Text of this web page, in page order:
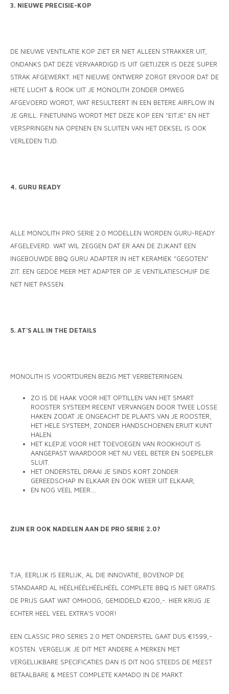
3. NIEUWE PRECISIE-KOP
DE NIEUWE VENTILATIE KOP ZIET ER NIET ALLEEN STRAKKER UIT,
ONDANKS DAT DEZE VERVAARDIGD IS UIT GIETIJZER IS DEZE SUPER
STRAK AFGEWERKT. HET NIEUWE ONTWERP ZORGT ERVOOR DAT DE
HETE LUCHT & ROOK UIT JE MONOLITH ZONDER OMWEG
AFGEVOERD WORDT, WAT RESULTEERT IN EEN BETERE AIRFLOW IN
JE GRILL. FINETUNING WORDT MET DEZE KOP EEN "EITJE" EN HET
VERSPRINGEN NA OPENEN EN SLUITEN VAN HET DEKSEL IS OOK
VERLEDEN TIJD.
4. GURU READY
ALLE MONOLITH PRO SERIE 2.0 MODELLEN WORDEN GURU-READY
AFGELEVERD. WAT WIL ZEGGEN DAT ER AAN DE ZIJKANT EEN
INGEBOUWDE BBQ GURU ADAPTER IN HET KERAMIEK "GEGOTEN"
ZIT. EEN GEDOE MEER MET ADAPTER OP JE VENTILATIESCHUIF DIE
NET NIET PASSEN.
5. AT'S ALL IN THE DETAILS
MONOLITH IS VOORTDUREN BEZIG MET VERBETERINGEN.
ZO IS DE HAAK VOOR HET OPTILLEN VAN HET SMART
ROOSTER SYSTEEM RECENT VERVANGEN DOOR TWEE LOSSE
HAKEN ZODAT JE ONGEACHT DE PLAATS VAN JE ROOSTER,
HET HELE SYSTEEM, ZONDER HANDSCHOENEN ERUIT KUNT
HALEN.
HET KLEPJE VOOR HET TOEVOEGEN VAN ROOKHOUT IS
AANGEPAST WAARDOOR HET NU VEEL BETER EN SOEPELER
SLUIT.
HET ONDERSTEL DRAAI JE SINDS KORT ZONDER
GEREEDSCHAP IN ELKAAR EN OOK WEER UIT ELKAAR;
EN NOG VEEL MEER....
ZIJN ER OOK NADELEN AAN DE PRO SERIE 2.0?
TJA, EERLIJK IS EERLIJK, AL DIE INNOVATIE, BOVENOP DE
STANDAARD AL HÉÉLHÉÉLHÉÉLHÉÉL COMPLETE BBQ IS NIET GRATIS.
DE PRIJS GAAT WAT OMHOOG, GEMIDDELD €200,-. HIER KRIJG JE
ECHTER HEEL VEEL EXTRA'S VOOR!
EEN CLASSIC PRO SERIES 2.0 MET ONDERSTEL GAAT DUS €1599,-
KOSTEN. VERGELIJK JE DIT MET ANDERE A MERKEN MET
VERGELIJKBARE SPECIFICATIES DAN IS DIT NOG STEEDS DE MEEST
BETAALBARE & MEEST COMPLETE KAMADO IN DE MARKT.